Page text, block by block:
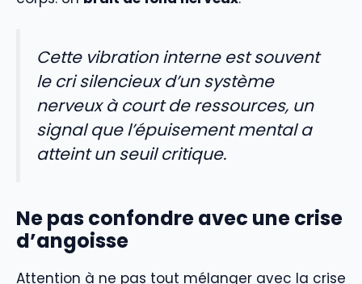
Cette vibration interne est souvent
le cri silencieux d’un système
nerveux à court de ressources, un
signal que l’épuisement mental a
atteint un seuil critique.
Ne pas confondre avec une crise
d’angoisse
Attention à ne pas tout mélanger avec la crise